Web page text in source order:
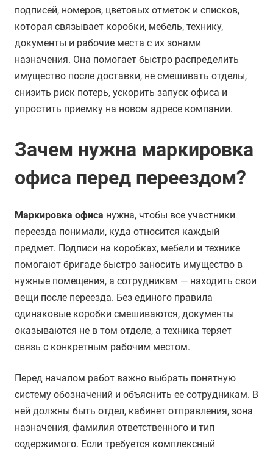
подписей, номеров, цветовых отметок и списков,
которая связывает коробки, мебель, технику,
документы и рабочие места с их зонами
назначения. Она помогает быстро распределить
имущество после доставки, не смешивать отделы,
снизить риск потерь, ускорить запуск офиса и
упростить приемку на новом адресе компании.
Зачем нужна маркировка
офиса перед переездом?
Маркировка офиса нужна, чтобы все участники
переезда понимали, куда относится каждый
предмет. Подписи на коробках, мебели и технике
помогают бригаде быстро заносить имущество в
нужные помещения, а сотрудникам — находить свои
вещи после переезда. Без единого правила
одинаковые коробки смешиваются, документы
оказываются не в том отделе, а техника теряет
связь с конкретным рабочим местом.
Перед началом работ важно выбрать понятную
систему обозначений и объяснить ее сотрудникам. В
ней должны быть отдел, кабинет отправления, зона
назначения, фамилия ответственного и тип
содержимого. Если требуется комплексный